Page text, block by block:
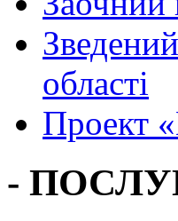
області
Проект
-